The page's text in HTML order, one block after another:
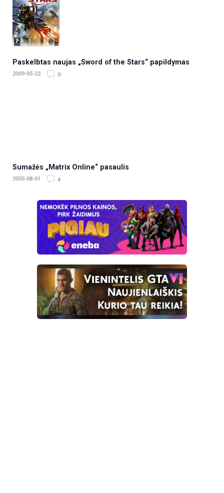
Paskelbtas naujas „Sword of the Stars“ papildymas
2009-05-22 0
Sumažės „Matrix Online“ pasaulis
2005-08-01 4